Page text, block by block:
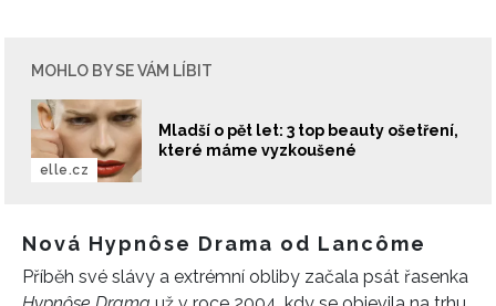
MOHLO BY SE VÁM LÍBIT
Mladší o pět let: 3 top beauty ošetření,
které máme vyzkoušené
elle.cz
Nová Hypnôse Drama od Lancôme
Příběh své slávy a extrémní obliby začala psát řasenka